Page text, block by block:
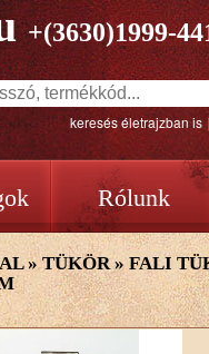
+(3630)1999-
keresés életrajzban is
Rólunk
»TÜKÖR»FALI